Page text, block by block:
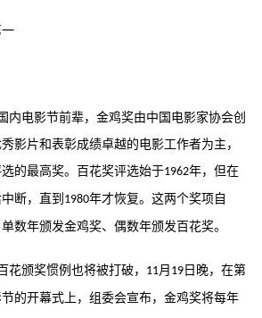
内电影节前辈，金鸡奖由中国电影家协会创
影片和表彰成绩卓越的电影工作者为主，
的最高奖。百花奖评选始于1962年，但在
断，直到 1980年才恢复。这两个奖项自
数年颁发金鸡奖、偶数年颁发百花奖。
花颁奖惯例也将被打破， 11月 19 日晚，在第
的开幕式上，组委会宣布，金鸡奖将每年